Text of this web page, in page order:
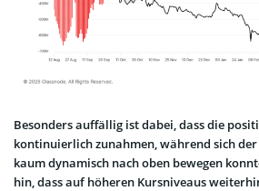
Besonders auffällig ist dabei, dass die
kontinuierlich zunahmen, während sich der
kaum dynamisch nach oben bewegen
hin, dass auf höheren Kursniveaus